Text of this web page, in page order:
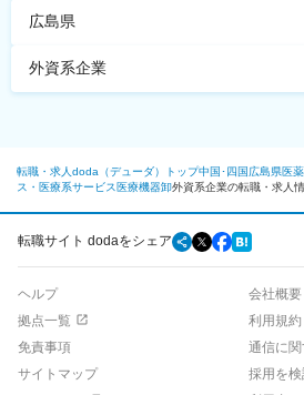
広島県
外資系企業
転職・求人doda（デューダ）トップ中国･四国 広島県医
ス・医療系サービス 医療機器卸外資系企業の転職・求人
転職サイト dodaをシェア
ヘルプ
会社概要
拠点一覧
利用規約
免責事項
通信に
サイトマップ
採用を